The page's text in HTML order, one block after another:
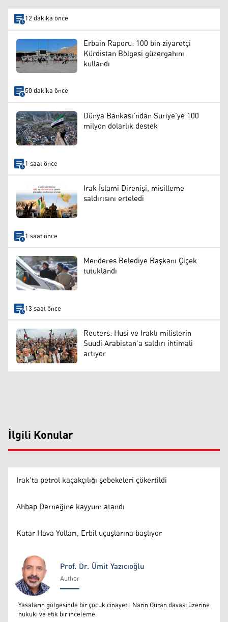
12 dakika önce
Erbain Raporu: 100 bin ziyaretçi
Kürdistan Bölgesi güzergahını
kullandı
50 dakika önce
Dünya Bankası’ndan Suriye’ye 100
milyon dolarlık destek
1 saat önce
Irak İslami Direnişi, misilleme
saldırısını erteledi
1 saat önce
Menderes Belediye Başkanı Çiçek
tutuklandı
13 saat önce
Reuters: Husi ve Iraklı milislerin
Suudi Arabistan’a saldırı ihtimali
artıyor
İlgili Konular
Irak'ta petrol kaçakçılığı şebekeleri çökertildi
Ahbap Derneğine kayyum atandı
Katar Hava Yolları, Erbil uçuşlarına başlıyor
Prof. Dr. Ümit Yazıcıoğlu
Prof. Dr. Ümit Yazıcıoğlu
Author
Yasaların gölgesinde bir çocuk cinayeti: Narin Güran davası üzerine
hukuki ve etik bir inceleme